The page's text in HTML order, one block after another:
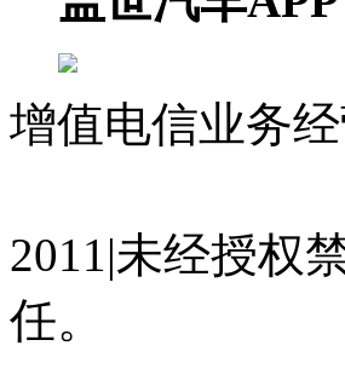
增值电信业务
2011|未经授权
任。